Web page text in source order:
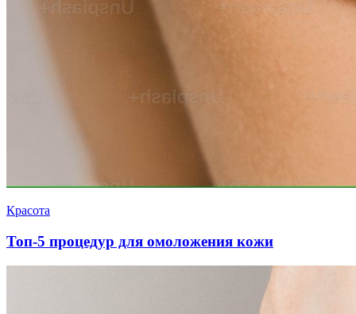
Красота
Топ-5 процедур для омоложения кожи